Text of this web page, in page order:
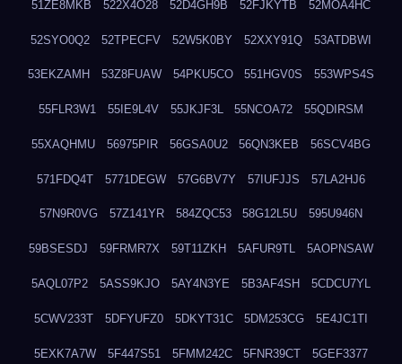
51ZE8MKB 522X4O28 52D4GH9B 52FJKYTB 52MOA4HC
52SYO0Q2 52TPECFV 52W5K0BY 52XXY91Q 53ATDBWI
53EKZAMH 53Z8FUAW 54PKU5CO 551HGV0S 553WPS4S
55FLR3W1 55IE9L4V 55JKJF3L 55NCOA72 55QDIRSM
55XAQHMU 56975PIR 56GSA0U2 56QN3KEB 56SCV4BG
571FDQ4T 5771DEGW 57G6BV7Y 57IUFJJS 57LA2HJ6
57N9R0VG 57Z141YR 584ZQC53 58G12L5U 595U946N
59BSESDJ 59FRMR7X 59T11ZKH 5AFUR9TL 5AOPNSAW
5AQL07P2 5ASS9KJO 5AY4N3YE 5B3AF4SH 5CDCU7YL
5CWV233T 5DFYUFZ0 5DKYT31C 5DM253CG 5E4JC1TI
5EXK7A7W 5F447S51 5FMM242C 5FNR39CT 5GEF3377